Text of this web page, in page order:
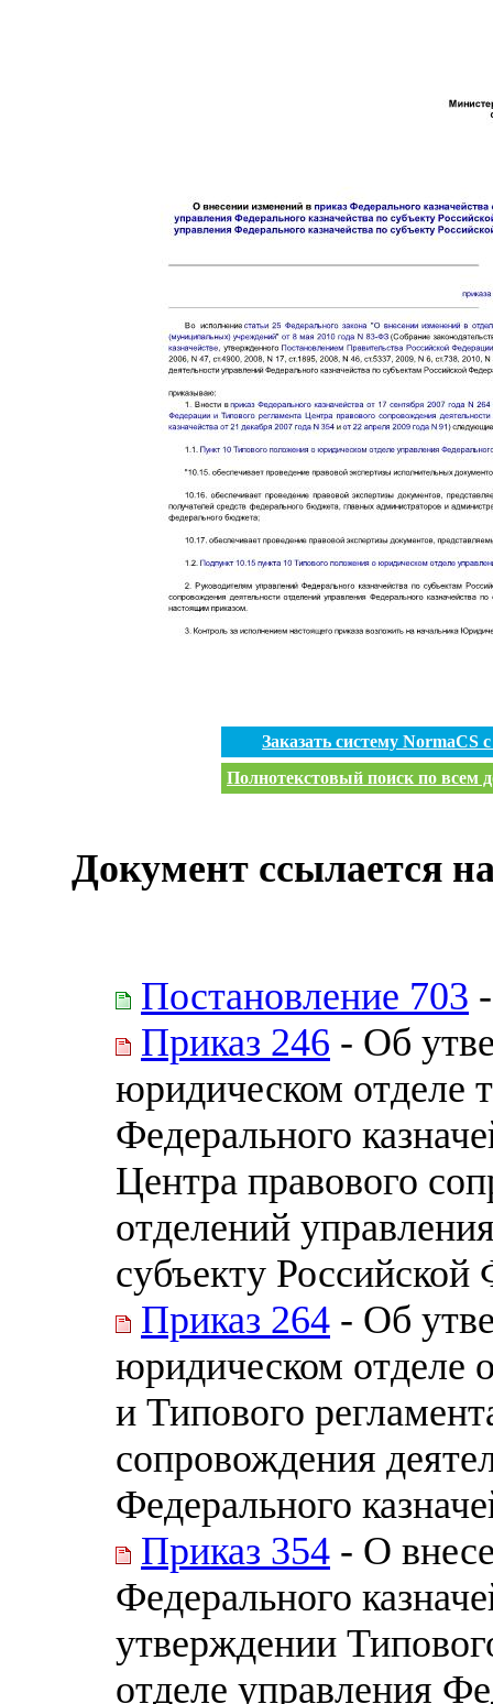
Заказать систему
Полнотекстовый поиск по всем
Документ ссылается
Постановление 703
Приказ 246 - Об
юридическом отделе
Федерального
Центра правового
отделений
субъекту Российской
Приказ 264 - Об
юридическом отделе
и Типового
сопровождения
Федерального
Приказ 354 - О
Федерального
утверждении
отделе управления